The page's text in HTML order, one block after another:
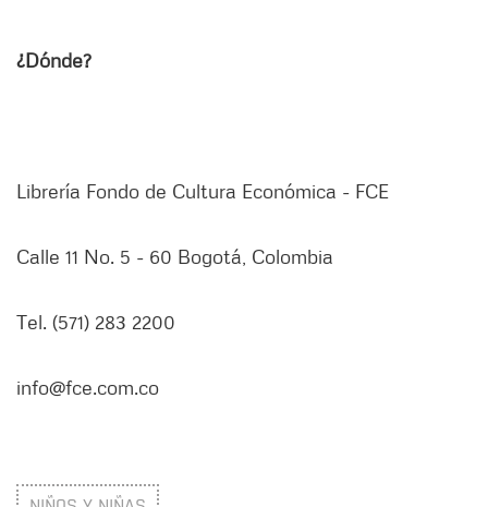
¿Dónde?
Librería Fondo de Cultura Económica - FCE
Calle 11 No. 5 - 60 Bogotá, Colombia
Tel. (571) 283 2200
info@fce.com.co